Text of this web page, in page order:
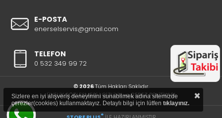
E-POSTA
enerselservis@gmail.com
TELEFON
0 532 349 99 72
© 2026Tüm Hakları Saklıdır.
ÜYELİK SÖZLEŞMESİ|GİZLİLİK ve ÇEREZ POLİTİKASI
®
Sizlere en iyi alışveriş deneyimini sunabilmek adına sitemizde
çerezler(cookies) kullanmaktayız. Detaylı bilgi için lütfen tıklayınız. ×